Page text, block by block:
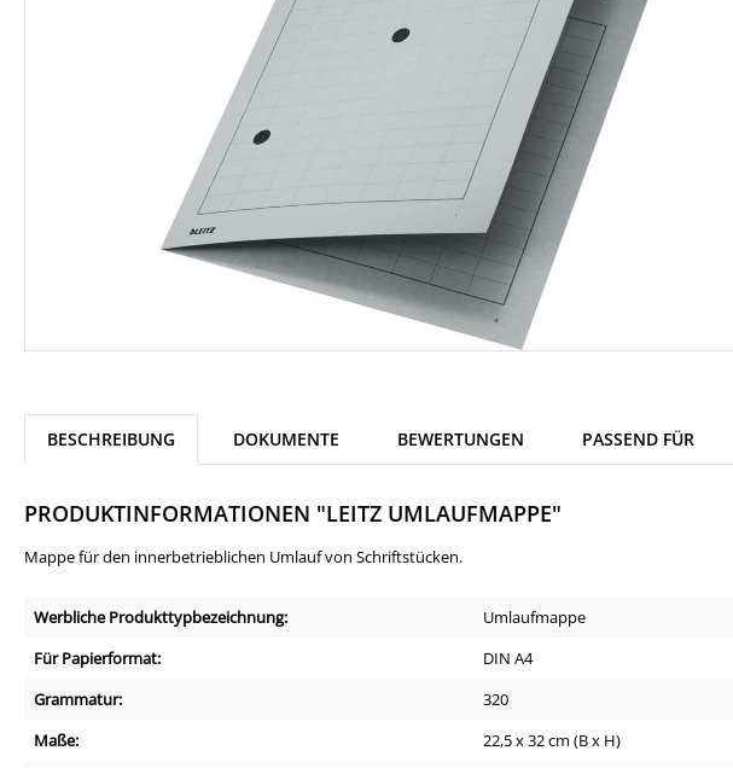
BESCHREIBUNG DOKUMENTE BEWERTUNGEN PASSEND FÜR
PRODUKTINFORMATIONEN "LEITZ UMLAUFMAPPE"
Mappe für den innerbetrieblichen Umlauf von Schriftstücken.
Werbliche Produkttypbezeichnung:
Umlaufmappe
Für Papierformat:
DIN A4
Grammatur:
320
Maße:
22,5 x 32 cm (B x H)